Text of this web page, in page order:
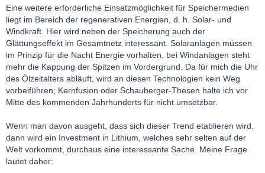
Eine weitere erforderliche Einsatzmöglichkeit für Speichermedien
liegt im Bereich der regenerativen Energien, d. h. Solar- und
Windkraft. Hier wird neben der Speicherung auch der
Glättungseffekt im Gesamtnetz interessant. Solaranlagen müssen
im Prinzip für die Nacht Energie vorhalten, bei Windanlagen steht
mehr die Kappung der Spitzen im Vordergrund. Da für mich die Uhr
des Ölzeitalters abläuft, wird an diesen Technologien kein Weg
vorbeiführen; Kernfusion oder Schauberger-Thesen halte ich vor
Mitte des kommenden Jahrhunderts für nicht umsetzbar.
Wenn man davon ausgeht, dass sich dieser Trend etablieren wird,
dann wird ein Investment in Lithium, welches sehr selten auf der
Welt vorkommt, durchaus eine interessante Sache. Meine Frage
lautet daher: